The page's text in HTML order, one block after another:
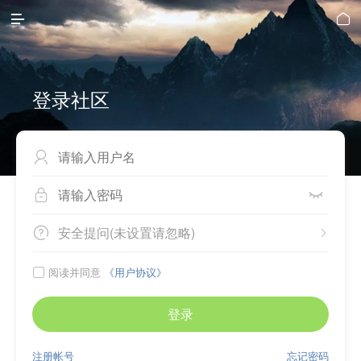
 
登录社区

 
 
安全提问(未设置请忽略)
 阅读并同意 《用户协议》
登录
忘记密码
注册帐号